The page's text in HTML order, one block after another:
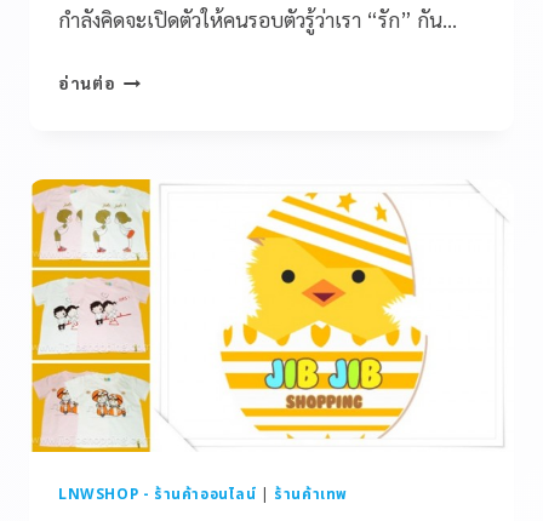
กำลังคิดจะเปิดตัวให้คนรอบตัวรู้ว่าเรา “รัก” กัน…
อ่านต่อ
LNWSHOP - ร้านค้าออนไลน์ | ร้านค้าเทพ